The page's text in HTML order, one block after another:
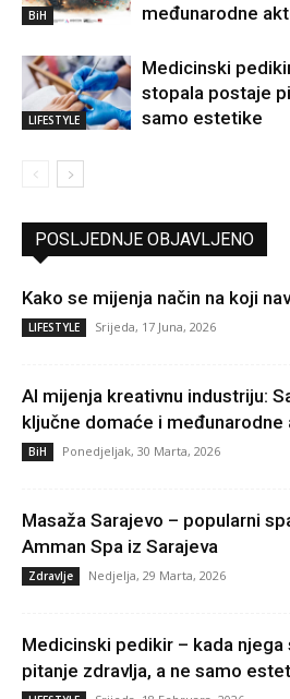
BiH
međunarodne
LIFESTYLE
Medicinski
stopala postaje
samo estetike
POSLJEDNJE OBJAVLJENO
Kako se mijenja način na koji
LIFESTYLE Srijeda, 17 Juna, 2026
AI mijenja kreativnu industriju:
ključne domaće i međunarodne
BiH Ponedjeljak, 30 Marta, 2026
Masaža Sarajevo – popularni
Amman Spa iz Sarajeva
Zdravlje Nedjelja, 29 Marta, 2026
Medicinski pedikir – kada
pitanje zdravlja, a ne samo